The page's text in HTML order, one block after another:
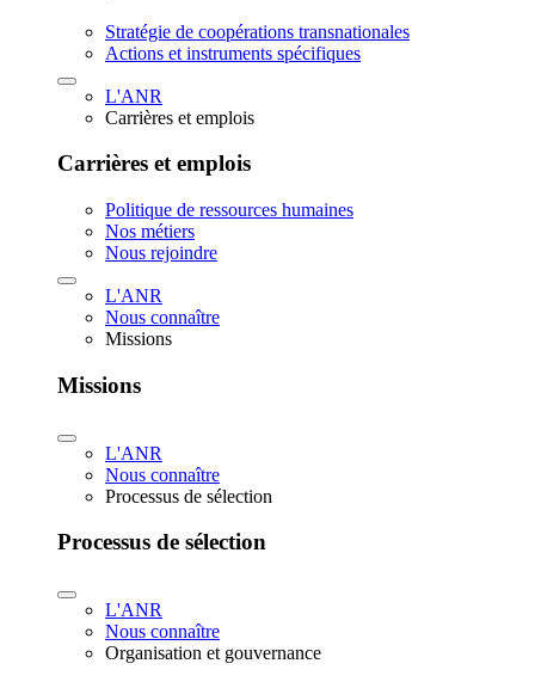
Stratégie de coopérations transnationales
Actions et instruments spécifiques
L'ANR
Carrières et emplois
Carrières et emplois
Politique de ressources humaines
Nos métiers
Nous rejoindre
L'ANR
Nous connaître
Missions
Missions
L'ANR
Nous connaître
Processus de sélection
Processus de sélection
L'ANR
Nous connaître
Organisation et gouvernance